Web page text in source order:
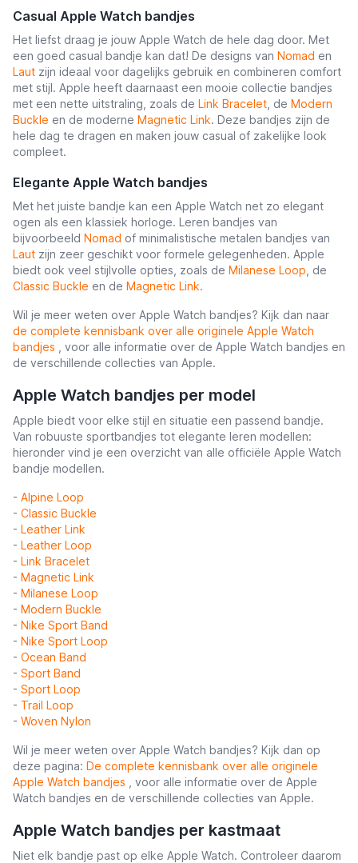
Casual Apple Watch bandjes
Het liefst draag je jouw Apple Watch de hele dag door. Met
een goed casual bandje kan dat! De designs van Nomad en
Laut zijn ideaal voor dagelijks gebruik en combineren comfort
met stijl. Apple heeft daarnaast een mooie collectie bandjes
met een nette uitstraling, zoals de Link Bracelet , de Modern
Buckle en de moderne Magnetic Link. Deze bandjes zijn de
hele dag te dragen en maken jouw casual of zakelijke look
compleet.
Elegante Apple Watch bandjes
Met het juiste bandje kan een Apple Watch net zo elegant
ogen als een klassiek horloge. Leren bandjes van
bijvoorbeeld Nomad of minimalistische metalen bandjes van
Laut zijn zeer geschikt voor formele gelegenheden. Apple
biedt ook veel stijlvolle opties, zoals de Milanese Loop , de
Classic Buckle en de Magnetic Link.
Wil je meer weten over Apple Watch bandjes? Kijk dan naar
de complete kennisbank over alle originele Apple Watch
bandjes
, voor alle informatie over de Apple Watch bandjes en
de verschillende collecties van Apple.
Apple Watch bandjes per model
Apple biedt voor elke stijl en situatie een passend bandje.
Van robuuste sportbandjes tot elegante leren modellen:
hieronder vind je een overzicht van alle officiële Apple Watch
bandje modellen.
- Alpine Loop
- Classic Buckle
- Leather Link
- Leather Loop
- Link Bracelet
- Magnetic Link
- Milanese Loop
- Modern Buckle
- Nike Sport Band
- Nike Sport Loop
- Ocean Band
- Sport Band
- Sport Loop
- Trail Loop
- Woven Nylon
Wil je meer weten over Apple Watch bandjes? Kijk dan op
deze pagina: De complete kennisbank over alle originele
Apple Watch bandjes
, voor alle informatie over de Apple
Watch bandjes en de verschillende collecties van Apple.
Apple Watch bandjes per kastmaat
Niet elk bandje past op elke Apple Watch. Controleer daarom